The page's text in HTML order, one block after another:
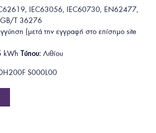
IEC63056, IEC60730, EN62477,
T 36276
(μετά την εγγραφή στο επίσημο site
kWhΤύπου: Λιθίου
S000L00